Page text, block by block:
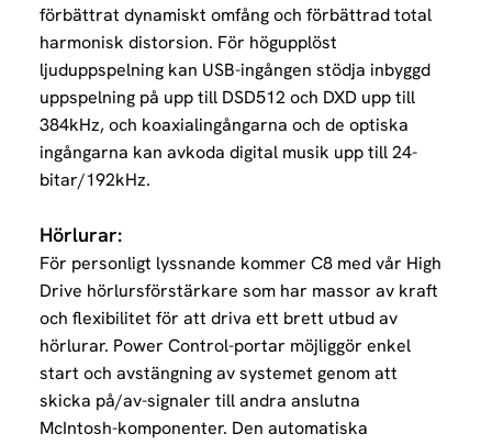
förbättrat dynamiskt omfång och förbättrad total
harmonisk distorsion. För högupplöst
ljuduppspelning kan USB-ingången stödja inbyggd
uppspelning på upp till DSD512 och DXD upp till
384kHz, och koaxialingångarna och de optiska
ingångarna kan avkoda digital musik upp till 24-
bitar/192kHz.
Hörlurar:
För personligt lyssnande kommer C8 med vår High
Drive hörlursförstärkare som har massor av kraft
och flexibilitet för att driva ett brett utbud av
hörlurar. Power Control-portar möjliggör enkel
start och avstängning av systemet genom att
skicka på/av-signaler till andra anslutna
McIntosh-komponenter. Den automatiska